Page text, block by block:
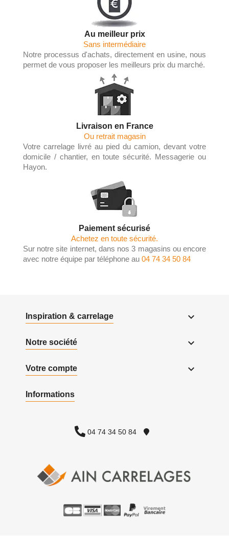
Au meilleur prix
Sans intermédiaire
Notre processus d'achats, directement en usine, nous
permet de vous proposer les meilleurs prix du marché.
Livraison en France
Ou retrait magasin
Votre carrelage livré au pied du camion, devant votre
domicile / chantier, en toute sécurité. Messagerie ou
Hayon.
Paiement sécurisé
Achetez en toute sécurité.
Sur notre site internet, dans nos 3 magasins ou encore
avec notre équipe par téléphone au 04 74 34 50 84
Inspiration & carrelage 
Notre société 
Votre compte 
Informations
04 74 34 50 84